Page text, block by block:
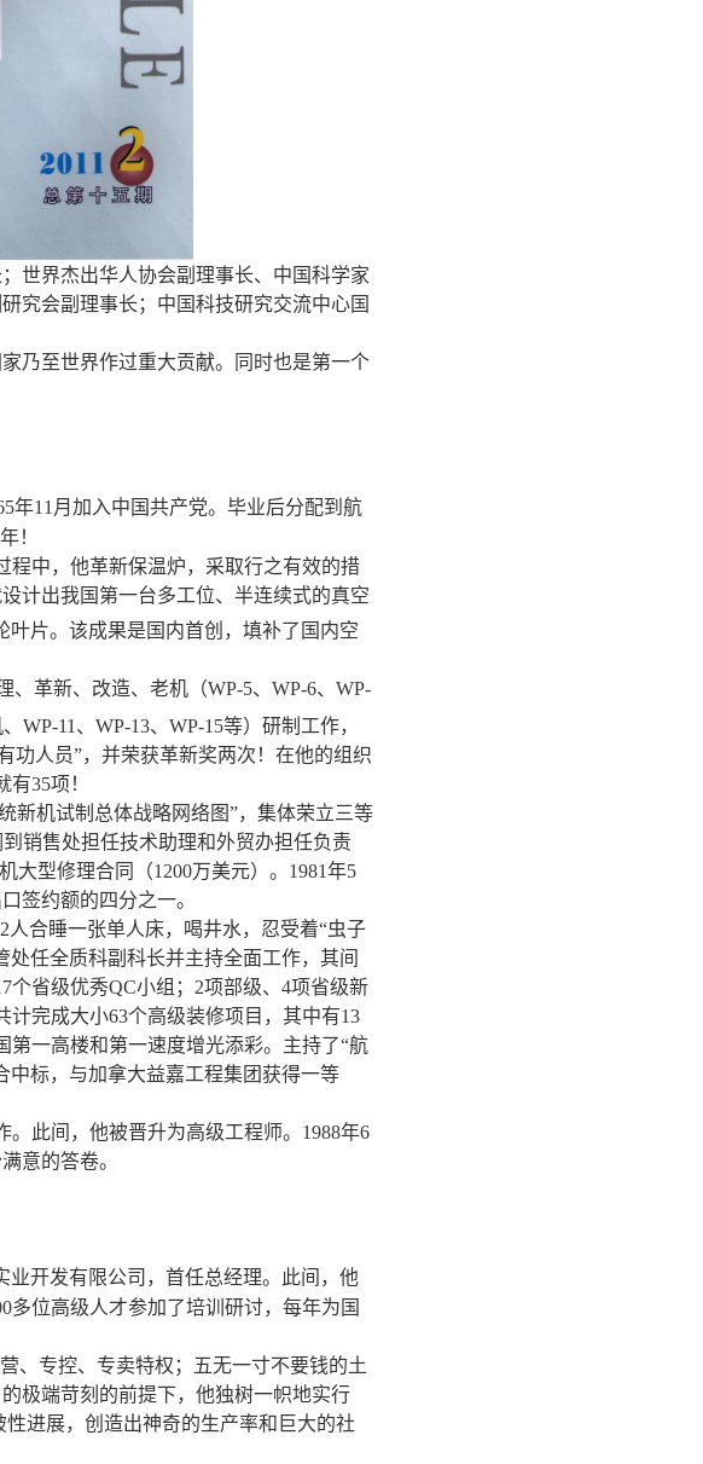
世界杰出华人协会副理事长、中国科学家
究会副理事长；中国科技研究交流中心国
乃至世界作过重大贡献。同时也是第一个
年11月加入中国共产党。毕业后分配到航
！
程中，他革新保温炉，采取行之有效的措
计出我国第一台多工位、半连续式的真空
片。该成果是国内首创，填补了国内空
革新、改造、老机（WP-5、WP-6、WP-
WP-11、WP-13、WP-15等）研制工作，
功人员”，并荣获革新奖两次！在他的组织
35项！
新机试制总体战略网络图”，集体荣立三等
销售处担任技术助理和外贸办担任负责
大型修理合同（1200万美元）。1981年5
签约额的四分之一。
合睡一张单人床，喝井水，忍受着“虫子
任全质科副科长并主持全面工作，其间
个省级优秀QC小组；2项部级、4项省级新
完成大小63个高级装修项目，其中有13
一高楼和第一速度增光添彩。主持了“航
中标，与加拿大益嘉工程集团获得一等
此间，他被晋升为高级工程师。1988年6
意的答卷。
业开发有限公司，首任总经理。此间，他
多位高级人才参加了培训研讨，每年为国
、专控、专卖特权；五无一寸不要钱的土
极端苛刻的前提下，他独树一帜地实行
性进展，创造出神奇的生产率和巨大的社